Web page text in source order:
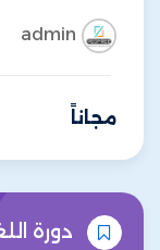
admin
مجاناً
دورة